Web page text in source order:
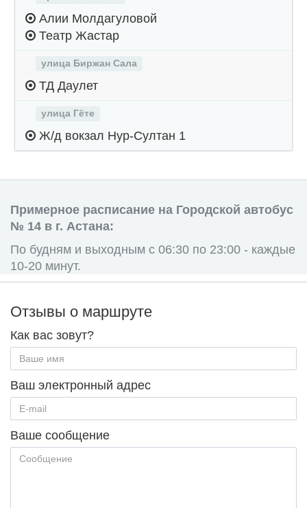
Алии Молдагуловой
Театр Жастар
улица Биржан Сала
ТД Даулет
улица Гёте
Ж/д вокзал Нур-Султан 1
Примерное расписание на Городской автобус
№ 14 в г. Астана:
По будням и выходным с 06:30 по 23:00 - каждые
10-20 минут.
Отзывы о маршруте
Как вас зовут?
Ваш электронный адрес
Ваше сообщение